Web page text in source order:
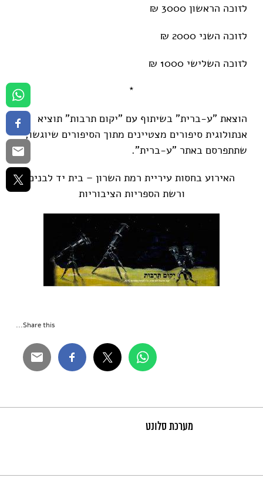
לזוכה הראשון 3000 ₪
לזוכה השני 2000 ₪
לזוכה השלישי 1000 ₪
*
הוצאת "ע-ברית" בשיתוף עם "יקום תרבות" תוציא
אנתולוגית סיפורים מצטיינים מתוך הסיפורים שיוגשו,
שתתפרסם באתר "ע-ברית".
האירוע בחסות עיריית רמת השרון – בית יד לבנים
ורשת הספריות הציבוריות
Share this...
מערכת סלונט